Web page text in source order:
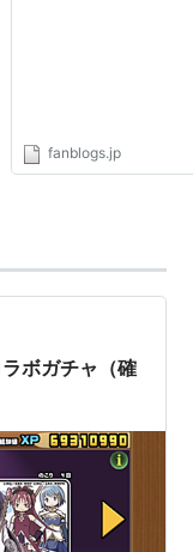
fanblogs.jp
ボガチャ（確